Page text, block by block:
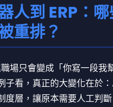
人到 ERP：
重排？
場只會變成「你寫一段我
子看，真正的大變化在於
度層，讓原本需要人工判